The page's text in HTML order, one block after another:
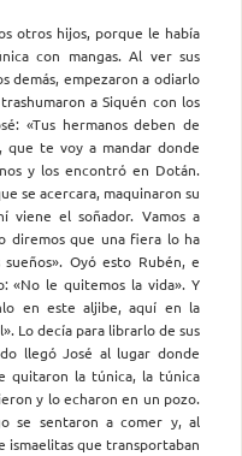
otros hijos, porque le había
con mangas. Al ver sus
demás, empezaron a odiarlo
a Siquén con los
«Tus hermanos deben de
que te voy a mandar donde
y los encontró en Dotán.
se acercara, maquinaron su
viene el soñador. Vamos a
diremos que una fiera lo ha
Oyó esto Rubén, e
«No le quitemos la vida». Y
en este aljibe, aquí en la
Lo decía para librarlo de sus
llegó José al lugar donde
quitaron la túnica, la túnica
y lo echaron en un pozo.
se sentaron a comer y, al
ismaelitas que transportaban